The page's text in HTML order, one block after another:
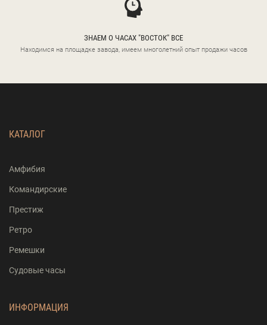
ЗНАЕМ О ЧАСАХ "ВОСТОК" ВСЕ
Находимся на площадке завода, имеем многолетний опыт продажи часов
КАТАЛОГ
Амфибия
Командирские
Престиж
Ретро
Ремешки
Судовые часы
ИНФОРМАЦИЯ